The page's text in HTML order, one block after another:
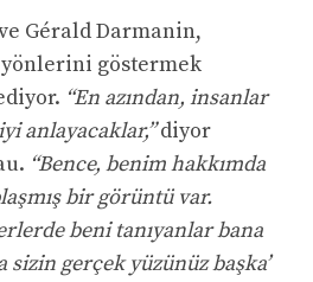
Gérald Darmanin,
göstermek
“En azından, insanlar
anlayacaklar,”diyor
“Bence, benim hakkımda
bir görüntü var.
beni tanıyanlar bana
sizin gerçek yüzünüz başka’